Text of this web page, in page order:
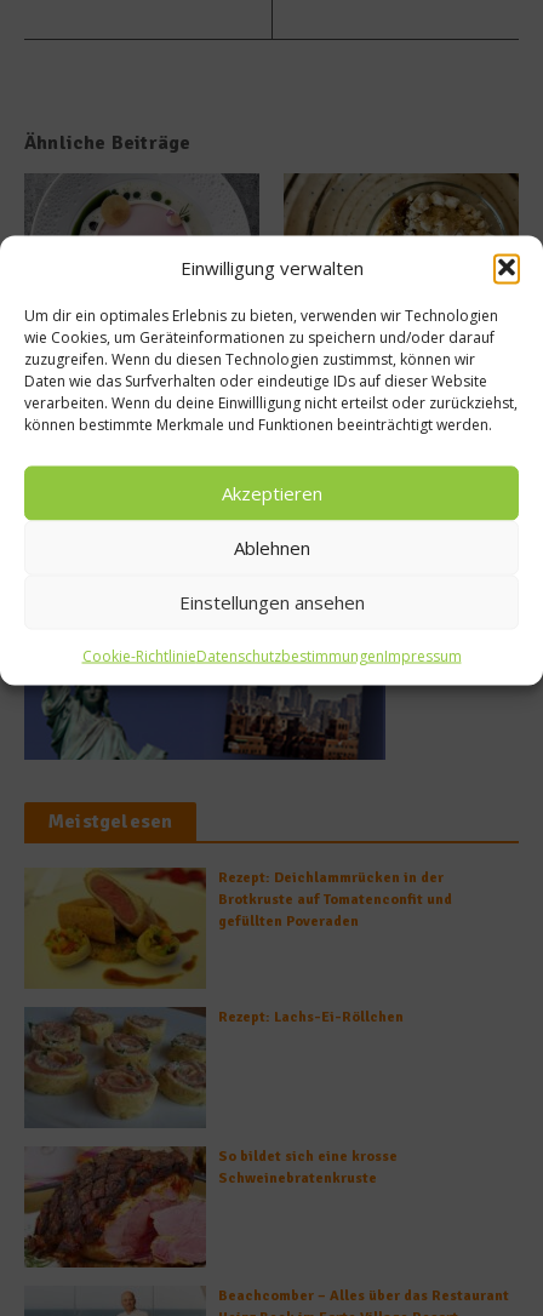
Einwilligung verwalten
Um dir ein optimales Erlebnis zu bieten, verwenden wir Technologien
wie Cookies, um Geräteinformationen zu speichern und/oder darauf
zuzugreifen. Wenn du diesen Technologien zustimmst, können wir
Daten wie das Surfverhalten oder eindeutige IDs auf dieser Website
verarbeiten. Wenn du deine Einwillligung nicht erteilst oder zurückziehst,
können bestimmte Merkmale und Funktionen beeinträchtigt werden.
Akzeptieren
Ablehnen
Einstellungen ansehen
Cookie-RichtlinieDatenschutzbestimmungenImpressum
Ähnliche Beiträge
Tellersülze – Ein Rezept von
Spitzenkoch Jan Hartwig-
14. März 2026
Süße Erinnerung an Teneriffa:
Das Rezept für Polvito
Uruguayo
9. Juli 2025
Meistgelesen
Rezept: Deichlammrücken in der
Brotkruste auf Tomatenconfit und
gefüllten Poveraden
Rezept: Lachs-Ei-Röllchen
So bildet sich eine krosse
Schweinebratenkruste
Beachcomber – Alles über das Restaurant